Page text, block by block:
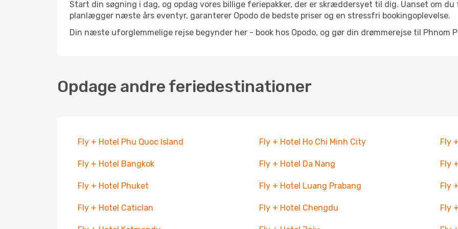
Start din søgning i dag, og opdag vores billige feriepakker, der er skræddersyet til dig. Uanset om
planlægger næste års eventyr, garanterer Opodo de bedste priser og en stressfri bookingoplevelse.
Din næste uforglemmelige rejse begynder her - book hos Opodo, og gør din drømmerejse til Phnom
Opdage andre feriedestinationer
Fly + Hotel Phu Quoc Island Fly + Hotel Ho Chi Minh City Fly
Fly + Hotel Bangkok Fly + Hotel Da Nang Fly
Fly + Hotel Phuket Fly + Hotel Luang Prabang Fly
Fly + Hotel Caticlan Fly + Hotel Chengdu Fly